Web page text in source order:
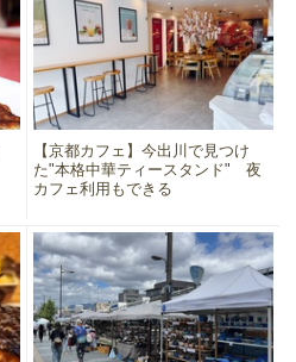
【京都カフェ】今出川で見つけ
た"本格中華ティースタンド" 夜
カフェ利用もできる